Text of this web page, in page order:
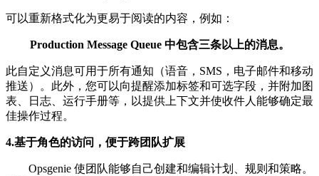
可以重新格式化为更易于阅读的内容，例如：
Production Message Queue 中包含三条以上的消息。
此自定义消息可用于所有通知（语音，SMS，电子邮件和移动
推送）。此外，您可以向提醒添加标签和可选字段，并附加图
表、日志、运行手册等，以提供上下文并使收件人能够确定最
佳操作过程。
4.基于角色的访问，便于跨团队扩展
Opsgenie 使团队能够自己创建和编辑计划、规则和策略。